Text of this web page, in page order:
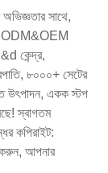
সাথে,
ODM&OEM
কেন্দ্র,
৮০০০+ সেটের
উৎপাদন, একক স্টপ
স্বাগতম
কপিরাইট:
আপনার